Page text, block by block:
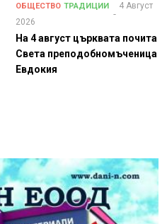
ОБЩЕСТВО ТРАДИЦИИ
4 Август
2026
На 4 август църквата почита
Света преподобномъченица
Евдокия